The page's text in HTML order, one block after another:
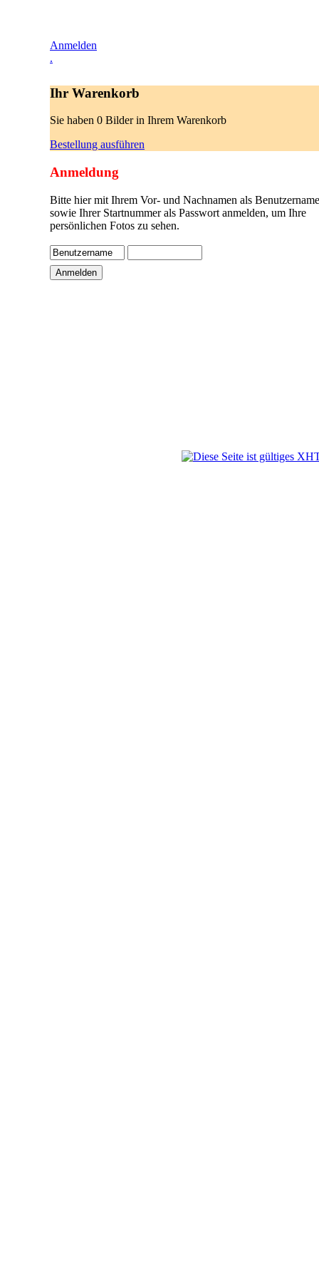
Anmelden
.
Ihr Warenkorb
Sie haben 0 Bilder in Ihrem Warenkorb
Bestellung ausführen
Anmeldung
Bitte hier mit Ihrem Vor- und Nachnamen als
sowie Ihrer Startnummer als Passwort anmelden, um Ihre
persönlichen Fotos zu sehen.